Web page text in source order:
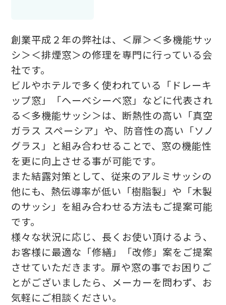
創業平成２年の弊社は、＜扉＞＜多機能サッ
シ＞＜排煙窓＞の修理を専門に行っている会
社です。
ビルやホテルで多く使われている「ドレーキ
ップ窓」「ヘーベシーベ窓」などに代表され
る＜多機能サッシ＞は、断熱性の高い「真空
ガラス スペーシア」や、防音性の高い「ソノ
グラス」と組み合わせることで、窓の機能性
を更に向上させる事が可能です。
また結露対策として、従来のアルミサッシの
他にも、熱伝導率が低い「樹脂製」や「木製
のサッシ」を組み合わせる方法もご提案可能
です。
様々な状況に応じ、長くお使い頂けるよう、
お客様に最適な「修繕」「改修」案をご提案
させていただきます。扉や窓の事でお困りご
とがございましたら、メーカーを問わず、お
気軽にご相談ください。